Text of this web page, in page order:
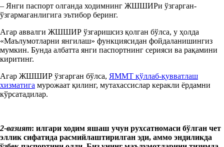
– Янги паспорт олганда ходимнинг ЖШШИРи ўзгарган-
ўзгармаганлигига эътибор беринг.
Агар аввалги ЖШШИР ўзгаришсиз қолган бўлса, у ҳолда
«Маълумотларни янгилаш» функциясидан фойдаланишингиз
мумкин. Бунда албатта янги паспортнинг серияси ва рақамини
киритинг.
Агар ЖШШИР ўзгарган бўлса, ЯММТ қўллаб-қувватлаш
хизматига мурожаат қилинг, мутахассислар керакли ёрдамни
кўрсатадилар.
2-вазият: илгари ходим яшаш учун рухсатномаси бўлган чет
эллик сифатида расмийлаштирилган эди, аммо эндиликда